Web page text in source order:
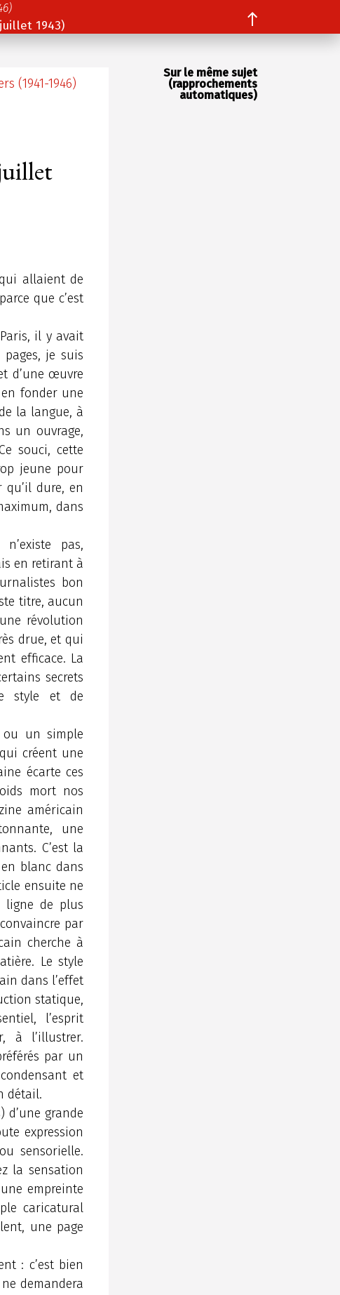
1943)
(1941-1946)
allaient de
que c’est
il y avait
pages, je suis
d’une œuvre
fonder une
la langue, à
un ouvrage,
souci, cette
jeune pour
dure, en
dans
pas,
en retirant à
bon
titre, aucun
révolution
drue, et qui
efficace. La
secrets
style et de
ou un simple
créent une
écarte ces
mort nos
américain
une
C’est la
blanc dans
ensuite ne
ligne de plus
par
cherche à
Le style
dans l’effet
statique,
l’esprit
à l’illustrer.
par un
et
détail.
d’une grande
expression
sensorielle.
la sensation
empreinte
caricatural
une page
: c’est bien
demandera
Sur le même sujet
(rapprochements
automatiques)